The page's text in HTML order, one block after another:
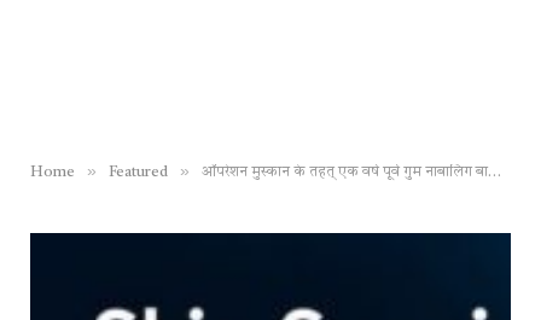
Home » Featured » ऑपरेशन मुस्कान के तहत् एक वर्ष पूर्व गुम नाबालिग बालिका को पुलिस ने किया बरामद, नाबालिग को भगाने और लगातार दुष्कर्म करने वाला आरोपी युवक भी गिरफ्तार